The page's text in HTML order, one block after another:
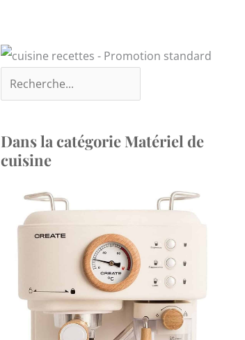
Dans la catégorie Matériel de
cuisine